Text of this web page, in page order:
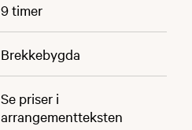
9 timer
Brekkebygda
Se priser i
arrangementteksten